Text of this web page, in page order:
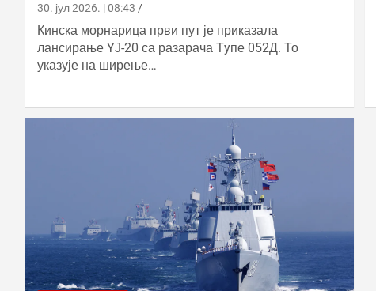
30. јул 2026. | 08:43
Кинска морнарица први пут је приказала
лансирање YЈ-20 са разарача Тyпе 052Д. То
указује на ширење…